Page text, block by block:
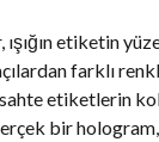
etiketin
farklı
etiketlerin
bir